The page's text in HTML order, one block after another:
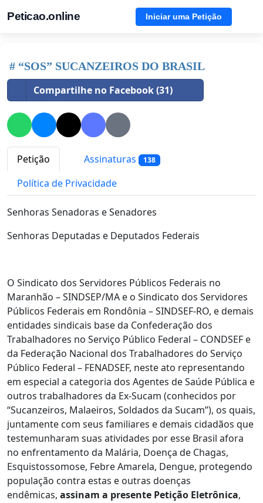
Peticao.online Iniciar uma Petição
# “SOS” SUCANZEIROS DO BRASIL
Compartilhe no Facebook (31)
Petição Assinaturas 138
Política de Privacidade
Senhoras Senadoras e Senadores
Senhoras Deputadas e Deputados Federais
O Sindicato dos Servidores Públicos Federais no
Maranhão – SINDSEP/MA e o Sindicato dos Servidores
Públicos Federais em Rondônia – SINDSEF-RO, e demais
entidades sindicais base da Confederação dos
Trabalhadores no Serviço Público Federal – CONDSEF e
da Federação Nacional dos Trabalhadores do Serviço
Público Federal – FENADSEF, neste ato representando
em especial a categoria dos Agentes de Saúde Pública e
outros trabalhadores da Ex-Sucam (conhecidos por
“Sucanzeiros, Malaeiros, Soldados da Sucam”), os quais,
juntamente com seus familiares e demais cidadãos que
testemunharam suas atividades por esse Brasil afora
no enfrentamento da Malária, Doença de Chagas,
Esquistossomose, Febre Amarela, Dengue, protegendo
população contra estas e outras doenças
endêmicas, assinam a presente Petição Eletrônica,